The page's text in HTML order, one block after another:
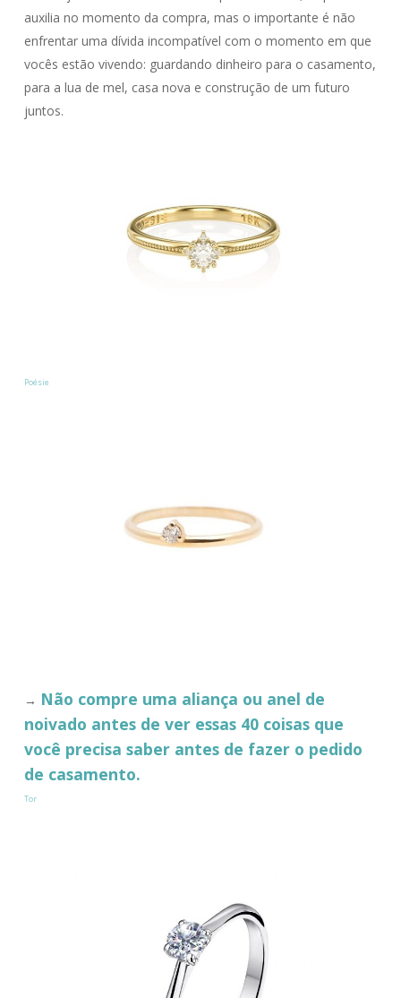
auxilia no momento da compra, mas o importante é não
enfrentar uma dívida incompatível com o momento em que
vocês estão vivendo: guardando dinheiro para o casamento,
para a lua de mel, casa nova e construção de um futuro
juntos.
Poésie
→ Não compre uma aliança ou anel de
noivado antes de ver essas 40 coisas que
você precisa saber antes de fazer o pedido
de casamento.
Tor